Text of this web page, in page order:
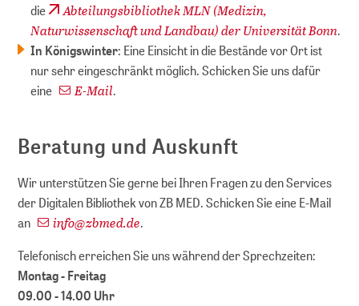
die
Abteilungsbibliothek MLN (Medizin,
Naturwissenschaft und Landbau) der Universität Bonn.
In Königswinter: Eine Einsicht in die Bestände vor Ort ist
nur sehr eingeschränkt möglich. Schicken Sie uns dafür
eine
E-Mail.
Beratung und Auskunft
Wir unterstützen Sie gerne bei Ihren Fragen zu den Services
der Digitalen Bibliothek von ZB MED. Schicken Sie eine E-Mail
an
info@zbmed.de.
Telefonisch erreichen Sie uns während der Sprechzeiten:
Montag - Freitag
09.00 - 14.00 Uhr